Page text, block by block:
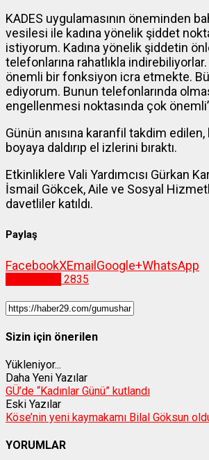
KADES uygulamasının öneminden
vesilesi ile kadına yönelik şiddet
istiyorum. Kadına yönelik şiddetin
telefonlarına rahatlıkla
önemli bir fonksiyon icra etmekte.
ediyorum. Bunun telefonlarında
engellenmesi noktasında çok
Günün anısına karanfil takdim
boyaya daldırıp el izlerini bıraktı.
Etkinliklere Vali Yardımcısı Gürkan
İsmail Gökcek, Aile ve Sosyal
davetliler katıldı.
Paylaş
FacebookXEmail Google+WhatsApp
2835
Sizin için önerilen
Yükleniyor...
Daha Yeni Yazılar
GÜ’de “Kadınlar Günü” kutlandı
Eski Yazılar
Köse’nin yeni kaymakamı Bilal Göksun
YORUMLAR